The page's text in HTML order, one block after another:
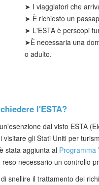
➤ I viaggiatori che
➤ È richiesto un
➤ L'ESTA è perscopi
➤È necessaria una
o adulto.
l'ESTA?
dal visto ESTA
visitare gli Stati Uniti per
stata aggiunta al Programma
necessario un controllo
snellire il trattamento dei